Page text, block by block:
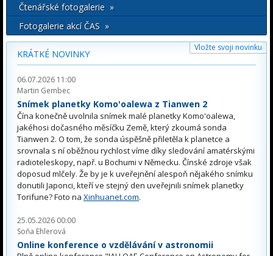
Čtenářské fotogalerie »
Fotogalerie akcí ČAS »
Vložte svoji novinku
KRÁTKÉ NOVINKY
06.07.2026 11:00
Martin Gembec
Snímek planetky Komo'oalewa z Tianwen 2
Čína konečně uvolnila snímek malé planetky Komo'oalewa,
jakéhosi dočasného měsíčku Země, který zkoumá sonda
Tianwen 2. O tom, že sonda úspěšně přiletěla k planetce a
srovnala s ní oběžnou rychlost víme díky sledování amatérskými
radioteleskopy, např. u Bochumi v Německu. Čínské zdroje však
doposud mlčely. Že by je k uveřejnění alespoň nějakého snímku
donutili Japonci, kteří ve stejný den uveřejnili snímek planetky
Torifune? Foto na Xinhuanet.com.
25.05.2026 00:00
Soňa Ehlerová
Online konference o vzdělávání v astronomii